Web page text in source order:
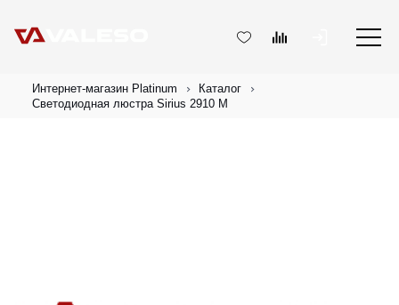
Интернет-магазин Platinum
Каталог
Светодиодная люстра Sirius 2910 M